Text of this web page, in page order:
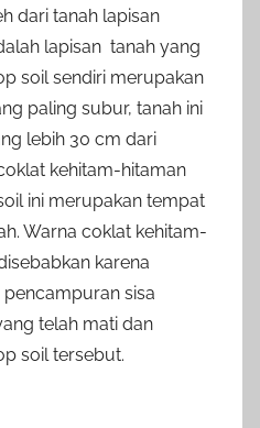
dari tanah lapisan
lapisan tanah yang
soil sendiri merupakan
paling subur, tanah ini
lebih 30 cm dari
kehitam-hitaman
ini merupakan tempat
Warna coklat kehitam-
karena
sisa
telah mati dan
soil tersebut.